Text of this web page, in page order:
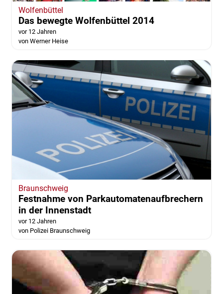
Wolfenbüttel
Das bewegte Wolfenbüttel 2014
vor 12 Jahren
von Werner Heise
Braunschweig
Festnahme von Parkautomatenaufbrechern
in der Innenstadt
vor 12 Jahren
von Polizei Braunschweig